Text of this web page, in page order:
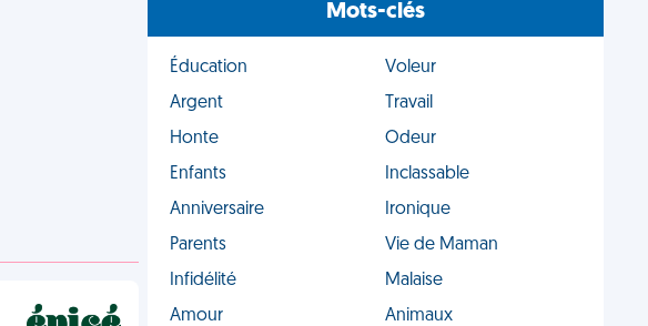
Mots-clés
Éducation
Voleur
Argent
Travail
Honte
Odeur
Enfants
Inclassable
Anniversaire
Ironique
Parents
Vie de Maman
Infidélité
Malaise
Amour
Animaux